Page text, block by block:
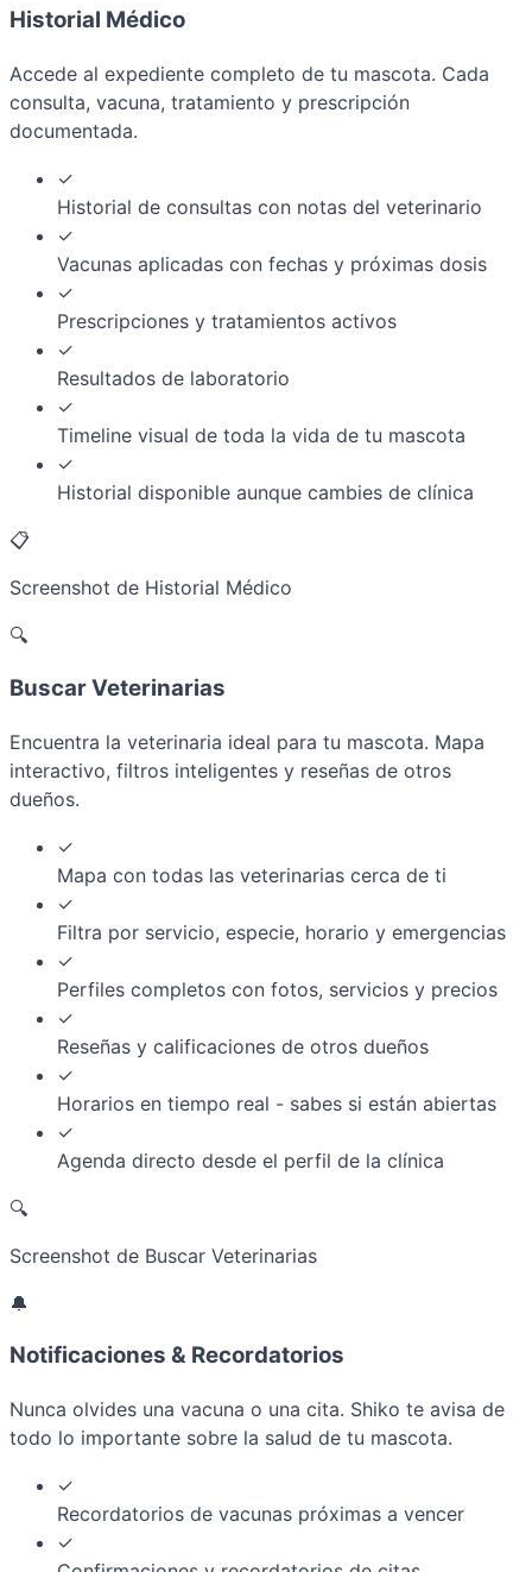
Historial Médico
Accede al expediente completo de tu mascota. Cada
consulta, vacuna, tratamiento y prescripción
documentada.
✓
Historial de consultas con notas del veterinario
✓
Vacunas aplicadas con fechas y próximas dosis
✓
Prescripciones y tratamientos activos
✓
Resultados de laboratorio
✓
Timeline visual de toda la vida de tu mascota
✓
Historial disponible aunque cambies de clínica
📋
Screenshot de Historial Médico
🔍
Buscar Veterinarias
Encuentra la veterinaria ideal para tu mascota. Mapa
interactivo, filtros inteligentes y reseñas de otros
dueños.
✓
Mapa con todas las veterinarias cerca de ti
✓
Filtra por servicio, especie, horario y emergencias
✓
Perfiles completos con fotos, servicios y precios
✓
Reseñas y calificaciones de otros dueños
✓
Horarios en tiempo real - sabes si están abiertas
✓
Agenda directo desde el perfil de la clínica
🔍
Screenshot de Buscar Veterinarias
🔔
Notificaciones & Recordatorios
Nunca olvides una vacuna o una cita. Shiko te avisa de
todo lo importante sobre la salud de tu mascota.
✓
Recordatorios de vacunas próximas a vencer
✓